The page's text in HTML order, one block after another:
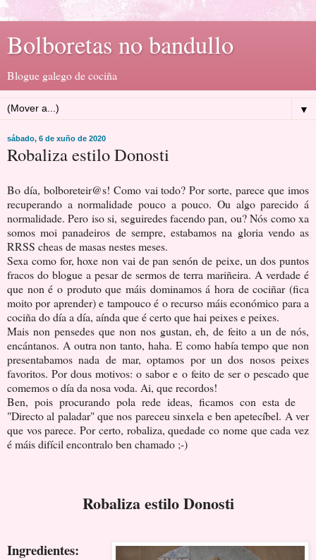
Bolboretas no bandullo
Blogue galego de cociña
▼
sábado, 6 de xuño de 2020
Robaliza estilo Donosti
Bo día, bolboreteir@s! Como vai todo? Por sorte, parece que imos
recuperando a normalidade pouco a pouco. Ou algo parecido á
normalidade. Pero iso si, seguiredes facendo pan, ou? Nós como xa
somos moi panadeiros de sempre, estabamos na gloria vendo as
RRSS cheas de masas nestes meses.
Sexa como for, hoxe non vai de pan senón de peixe, un dos puntos
fracos do blogue a pesar de sermos de terra mariñeira. A verdade é
que non é o produto que máis dominamos á hora de cociñar (fica
moito por aprender) e tampouco é o recurso máis económico para a
cociña do día a día, aínda que é certo que hai peixes e peixes.
Mais non pensedes que non nos gustan, eh, de feito a un de nós,
encántanos. A outra non tanto, haha. E como había tempo que non
presentabamos nada de mar, optamos por un dos nosos peixes
favoritos. Por dous motivos: o sabor e o feito de ser o pescado que
comemos o día da nosa voda. Ai, que recordos!
Ben, pois procurando pola rede ideas, ficamos con esta de
"Directo al paladar" que nos pareceu sinxela e ben apetecíbel. A ver
que vos parece. Por certo, robaliza, quedade co nome que cada vez
é máis difícil encontralo ben chamado ;-)
Robaliza estilo Donosti
Ingredientes: